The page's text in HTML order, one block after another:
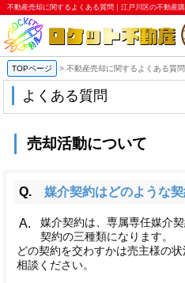
TOPページ > 不動産売却に関するよくある質問